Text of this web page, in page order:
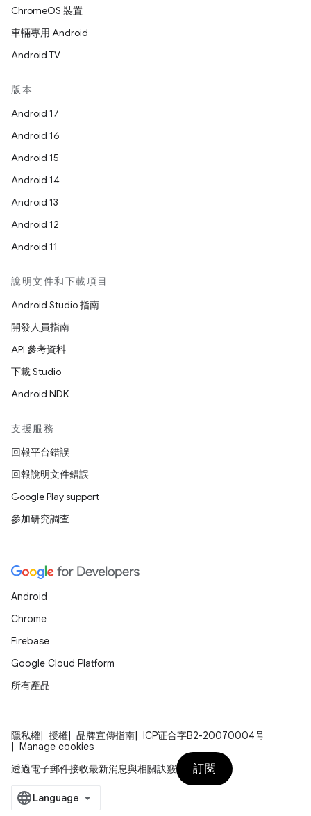
ChromeOS 裝置
車輛專用 Android
Android TV
版本
Android 17
Android 16
Android 15
Android 14
Android 13
Android 12
Android 11
說明文件和下載項目
Android Studio 指南
開發人員指南
API 參考資料
下載 Studio
Android NDK
支援服務
回報平台錯誤
回報說明文件錯誤
Google Play support
參加研究調查
Android
Chrome
Firebase
Google Cloud Platform
所有產品
隱私權 授權 品牌宣傳指南
ICP证合字B2-20070004号
Manage cookies
透過電子郵件接收最新消息與相關訣竅
訂閱